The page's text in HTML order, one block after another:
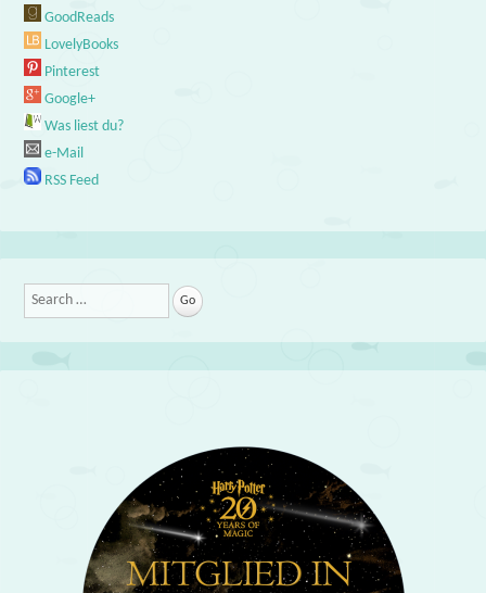
GoodReads
LovelyBooks
Pinterest
Google+
Was liest du?
e-Mail
RSS Feed
Search